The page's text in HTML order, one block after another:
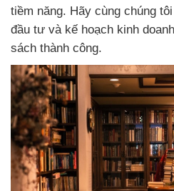
tiềm năng. Hãy cùng chúng
đầu tư và kế hoạch kinh
sách thành công.